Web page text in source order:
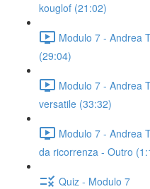
kouglof (21:02)
Modulo 7 - Andrea
(29:04)
Modulo 7 - Andrea
versatile (33:32)
Modulo 7 - Andrea
da ricorrenza - Outro
Quiz - Modulo 7